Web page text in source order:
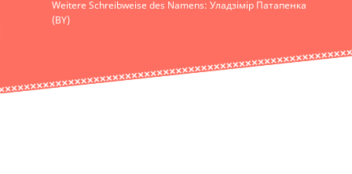
Weitere Schreibweise des Namens: Уладзімір Патапенка
(BY)